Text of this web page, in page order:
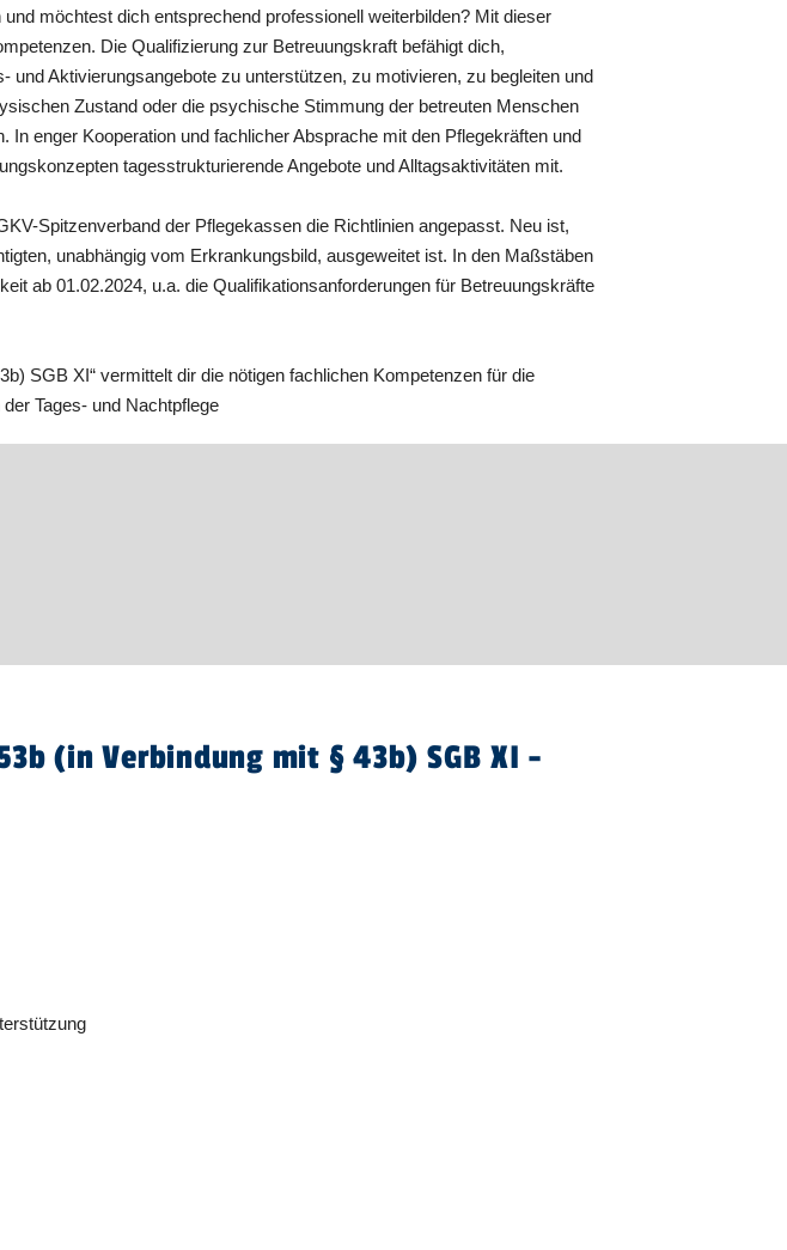
möchtest dich entsprechend professionell weiterbilden? Mit dieser
Die Qualifizierung zur Betreuungskraft befähigt dich,
Aktivierungsangebote zu unterstützen, zu motivieren, zu begleiten und
Zustand oder die psychische Stimmung der betreuten Menschen
enger Kooperation und fachlicher Absprache mit den Pflegekräften und
tagesstrukturierende Angebote und Alltagsaktivitäten mit.
Spitzenverband der Pflegekassen die Richtlinien angepasst. Neu ist,
unabhängig vom Erkrankungsbild, ausgeweitet ist. In den Maßstäben
ab 01.02.2024, u.a. die Qualifikationsanforderungen für Betreuungskräfte
SGB XI“ vermittelt dir die nötigen fachlichen Kompetenzen für die
Tages- und Nachtpflege
(in Verbindung mit § 43b) SGB XI -